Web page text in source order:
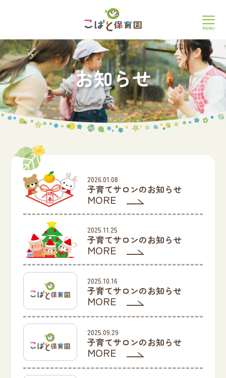
MENU
お知らせ
2026.01.08
子育てサロンのお知らせ
MORE
2025.11.25
子育てサロンのお知らせ
MORE
2025.10.16
子育てサロンのお知らせ
MORE
2025.09.29
子育てサロンのお知らせ
MORE